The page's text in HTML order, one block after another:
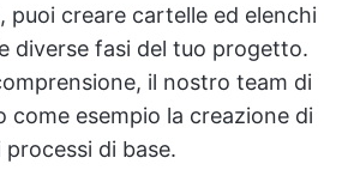
puoi creare cartelle ed elenchi
diverse fasi del tuo progetto.
il nostro team di
come esempio la creazione di
di base.